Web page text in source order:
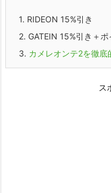
1. RIDEON 15%引き
2. GATEIN 15%引き＋
3. カメレオンテ2を徹底
ス